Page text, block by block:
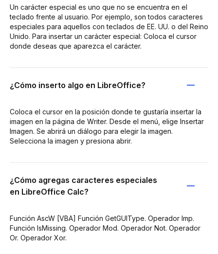
Un carácter especial es uno que no se encuentra en el
teclado frente al usuario. Por ejemplo, son todos caracteres
especiales para aquellos con teclados de EE. UU. o del Reino
Unido. Para insertar un carácter especial: Coloca el cursor
donde deseas que aparezca el carácter.
¿Cómo inserto algo en LibreOffice?
Coloca el cursor en la posición donde te gustaría insertar la
imagen en la página de Writer. Desde el menú, elige Insertar
Imagen. Se abrirá un diálogo para elegir la imagen.
Selecciona la imagen y presiona abrir.
¿Cómo agregas caracteres especiales
en LibreOffice Calc?
Función AscW [VBA] Función GetGUIType. Operador Imp.
Función IsMissing. Operador Mod. Operador Not. Operador
Or. Operador Xor.